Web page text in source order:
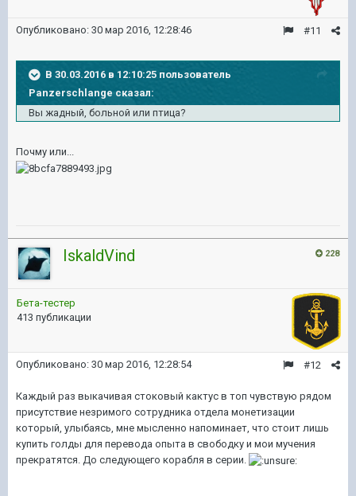
#11
Опубликовано: 30 мар 2016, 12:28:46
В 30.03.2016 в 12:10:25 пользователь
Panzerschlange сказал:
Вы жадный, больной или птица?
Почму или...
228
IskaldVind
Бета-тестер
413 публикации
#12
Опубликовано: 30 мар 2016, 12:28:54
Каждый раз выкачивая стоковый кактус в топ чувствую рядом
присутствие незримого сотрудника отдела монетизации
который, улыбаясь, мне мысленно напоминает, что стоит лишь
купить голды для перевода опыта в свободку и мои мучения
прекратятся. До следующего корабля в серии.